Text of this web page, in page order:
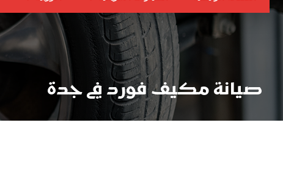
صيانة مكيف فورد في جدة